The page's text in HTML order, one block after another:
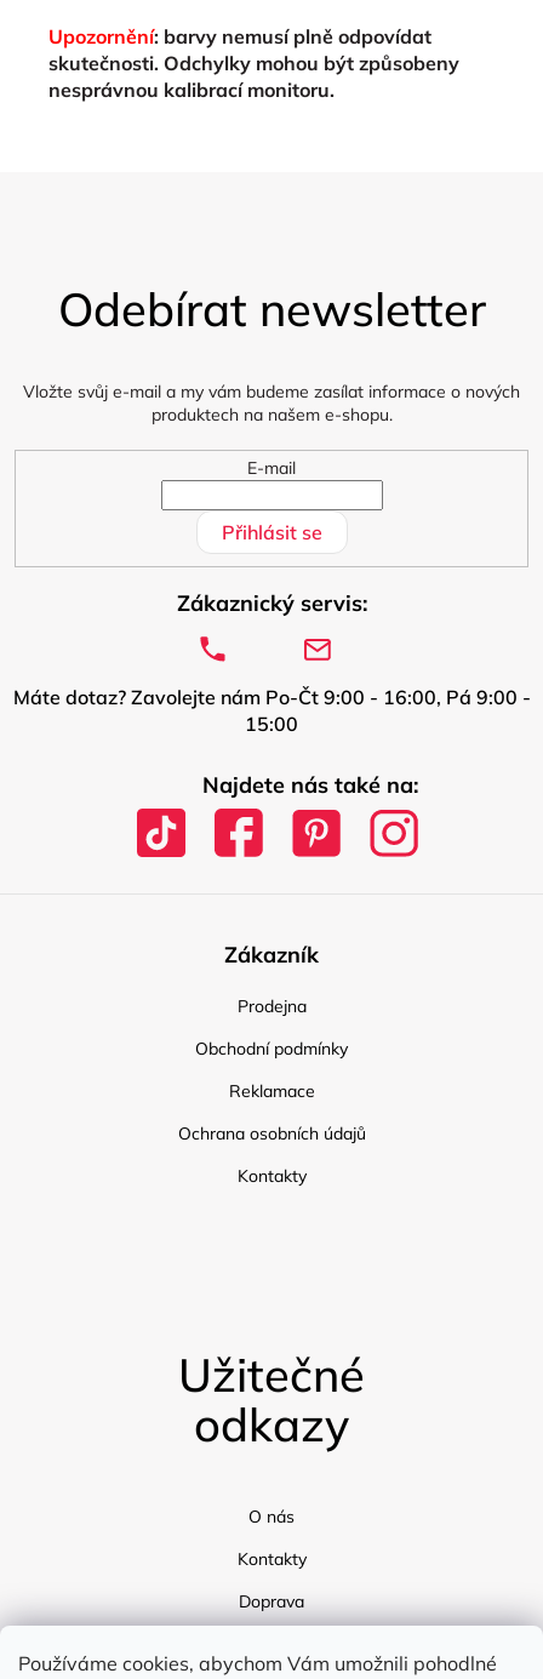
Používáme cookies, abychom Vám umožnili pohodlné
Upozornění: barvy nemusí plně odpovídat
skutečnosti. Odchylky mohou být způsobeny
nesprávnou kalibrací monitoru.
Odebírat newsletter
Vložte svůj e-mail a my vám budeme zasílat informace o nových
produktech na našem e-shopu.
E-mail
Přihlásit se
Zákaznický servis:
Máte dotaz? Zavolejte nám Po-Čt 9:00 - 16:00, Pá 9:00 -
15:00
Najdete nás také na:
Zákazník
Prodejna
Obchodní podmínky
Reklamace
Ochrana osobních údajů
Kontakty
Užitečné
odkazy
O nás
Kontakty
Doprava